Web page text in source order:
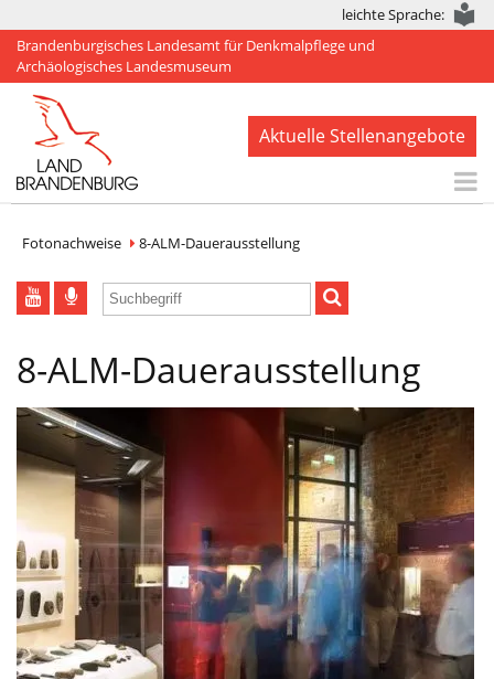
leichte Sprache:
Brandenburgisches Landesamt für Denkmalpflege und
Archäologisches Landesmuseum
Aktuelle Stellenangebote
BLDAM
Arbeitsbereiche
Denkmale
Publikationen
Service
Fotonachweise 8-ALM-Dauerausstellung
8-ALM-Dauerausstellung